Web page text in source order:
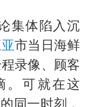
集体陷入沉
市当日海鲜
录像、顾客
。可就在这
同一时刻，